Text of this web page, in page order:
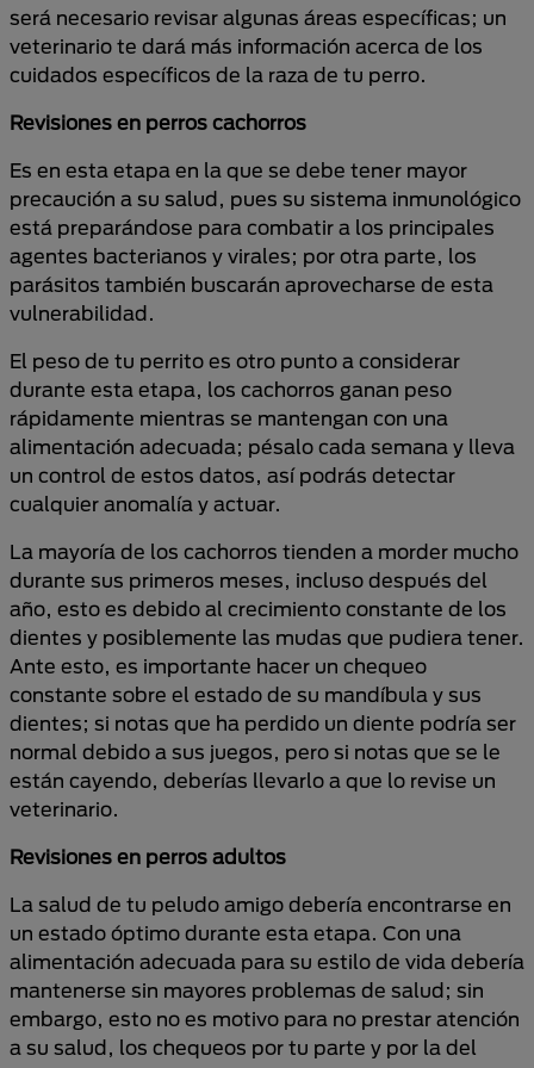
será necesario revisar algunas áreas específicas; un
veterinario te dará más información acerca de los
cuidados específicos de la raza de tu perro.
Revisiones en perros cachorros
Es en esta etapa en la que se debe tener mayor
precaución a su salud, pues su sistema inmunológico
está preparándose para combatir a los principales
agentes bacterianos y virales; por otra parte, los
parásitos también buscarán aprovecharse de esta
vulnerabilidad.
El peso de tu perrito es otro punto a considerar
durante esta etapa, los cachorros ganan peso
rápidamente mientras se mantengan con una
alimentación adecuada; pésalo cada semana y lleva
un control de estos datos, así podrás detectar
cualquier anomalía y actuar.
La mayoría de los cachorros tienden a morder mucho
durante sus primeros meses, incluso después del
año, esto es debido al crecimiento constante de los
dientes y posiblemente las mudas que pudiera tener.
Ante esto, es importante hacer un chequeo
constante sobre el estado de su mandíbula y sus
dientes; si notas que ha perdido un diente podría ser
normal debido a sus juegos, pero si notas que se le
están cayendo, deberías llevarlo a que lo revise un
veterinario.
Revisiones en perros adultos
La salud de tu peludo amigo debería encontrarse en
un estado óptimo durante esta etapa. Con una
alimentación adecuada para su estilo de vida debería
mantenerse sin mayores problemas de salud; sin
embargo, esto no es motivo para no prestar atención
a su salud, los chequeos por tu parte y por la del